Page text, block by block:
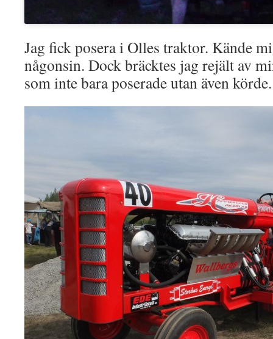
Jag fick posera i Olles traktor. Kände
någonsin. Dock bräcktes jag rejält av
som inte bara poserade utan även körde.